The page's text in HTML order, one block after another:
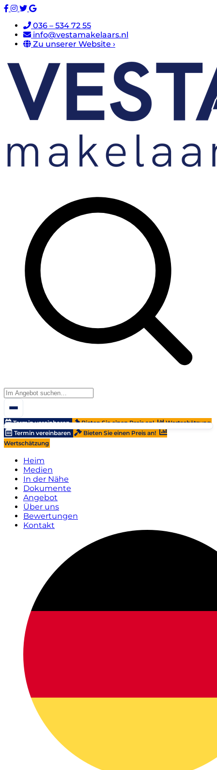
036 – 534 72 55
info@vestamakelaars.nl
Zu unserer Website ›
Termin vereinbaren Bieten Sie einen Preis an!
Wertschätzung
Termin vereinbaren
Bieten Sie einen Preis an!
Wertschätzung
Heim
Medien
In der Nähe
Dokumente
Angebot
Über uns
Bewertungen
Kontakt